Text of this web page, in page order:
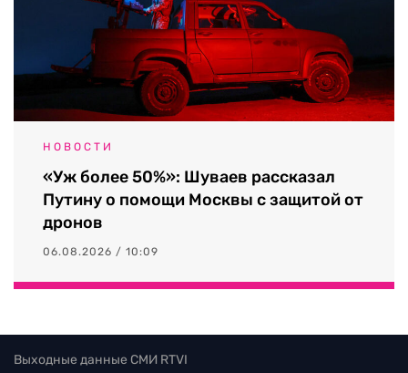
НОВОСТИ
«Уж более 50%»: Шуваев рассказал
Путину о помощи Москвы с защитой от
дронов
06.08.2026 / 10:09
Выходные данные СМИ RTVI